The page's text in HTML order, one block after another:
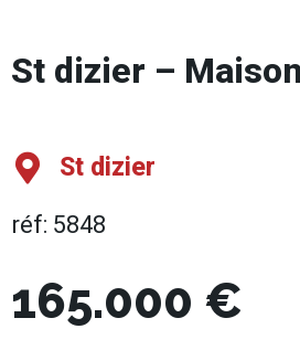
St dizier –
St dizier
réf: 5848
165.000 €